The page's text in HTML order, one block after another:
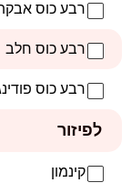
רבע כוס
רבע כוס חלב
רבע כוס
לפיזור
קינמון